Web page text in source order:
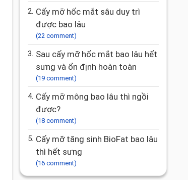
2. Cấy mỡ hốc mắt sâu duy trì
được bao lâu
(22 comment)
3. Sau cấy mỡ hốc mắt bao lâu hết
sưng và ổn định hoàn toàn
(19 comment)
4. Cấy mỡ mông bao lâu thì ngồi
được?
(18 comment)
5. Cấy mỡ tăng sinh BioFat bao lâu
thì hết sưng
(16 comment)